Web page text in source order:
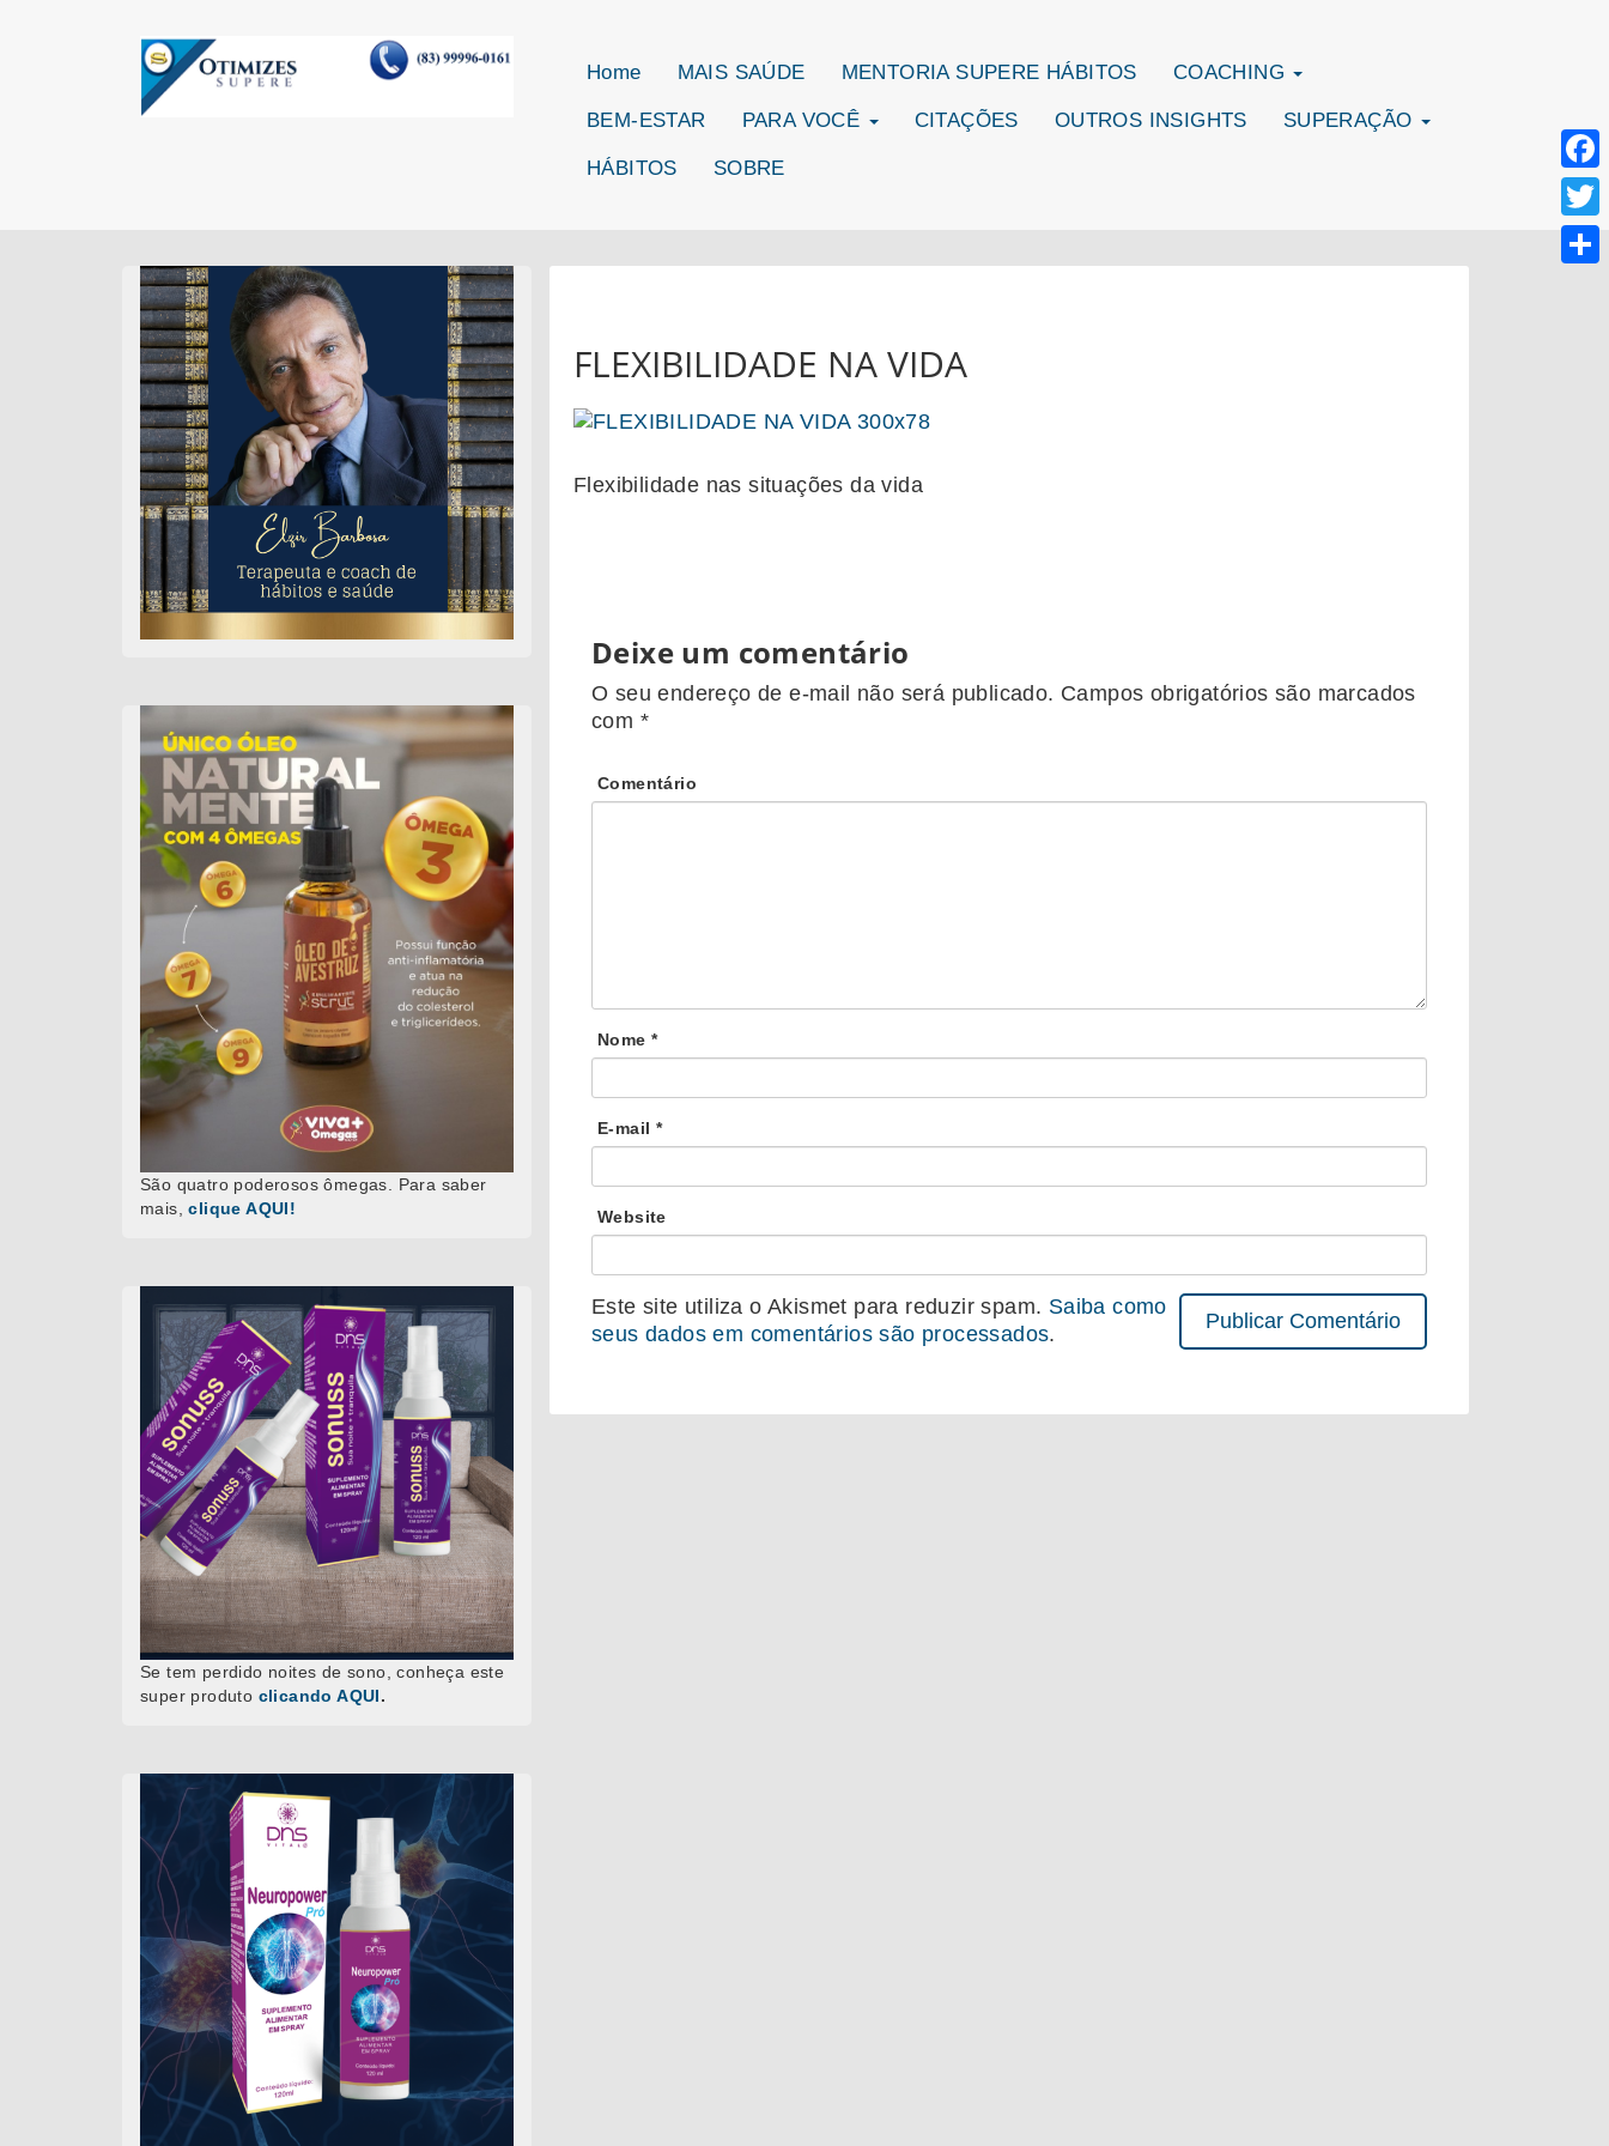
Home MAIS SAÚDE MENTORIA SUPERE HÁBITOS COACHING
BEM-ESTAR PARA VOCÊ CITAÇÕES OUTROS INSIGHTS SUPERAÇÃO
HÁBITOS SOBRE
São quatro poderosos ômegas. Para saber
mais,clique AQUI!
Se tem perdido noites de sono, conheça este
super produto clicando AQUI.
FLEXIBILIDADE NA VIDA
Flexibilidade nas situações da vida
Deixe um comentário
O seu endereço de e-mail não será publicado. Campos obrigatórios são marcados
com *
Comentário
Nome *
E-mail *
Website
Este site utiliza o Akismet para reduzir spam. Saiba como
seus dados em comentários são processados.